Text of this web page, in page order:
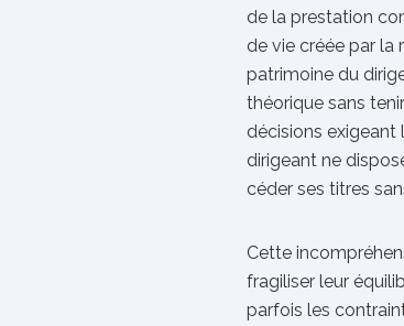
de la prestation
de vie créée par la
patrimoine du
théorique sans
décisions
dirigeant ne
céder ses titres
Cette
fragiliser leur
parfois les